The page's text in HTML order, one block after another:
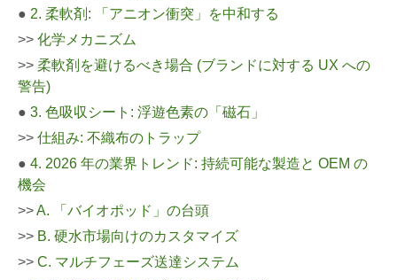
● 2. 柔軟剤: 「アニオン衝突」を中和する
>> 化学メカニズム
>> 柔軟剤を避けるべき場合 (ブランドに対する UX への
警告)
● 3. 色吸収シート: 浮遊色素の「磁石」
>> 仕組み: 不織布のトラップ
● 4. 2026 年の業界トレンド: 持続可能な製造と OEM の
機会
>>A. 「バイオポッド」の台頭
>> B. 硬水市場向けのカスタマイズ
>> C. マルチフェーズ送達システム